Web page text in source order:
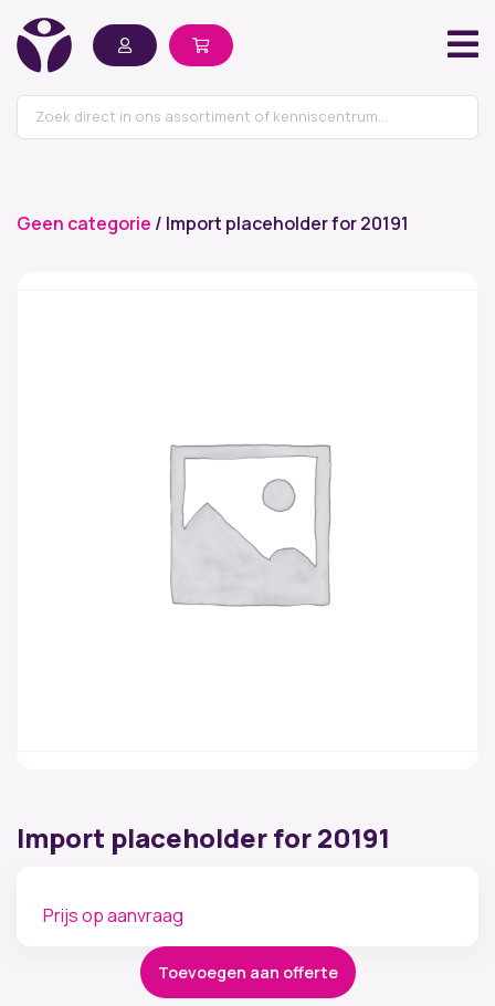
Geen categorie / Import placeholder for 20191
Import placeholder for 20191
Prijs op aanvraag
Toevoegen aan offerte